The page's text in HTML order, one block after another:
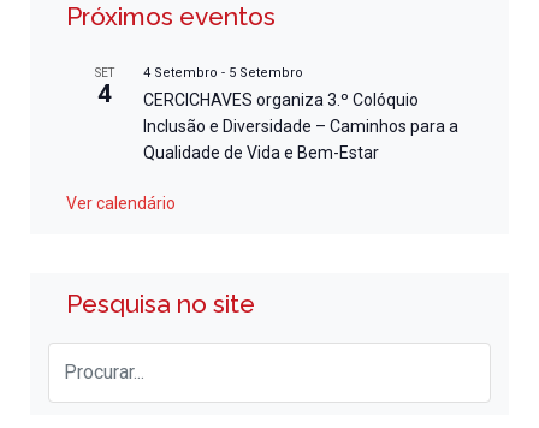
Próximos eventos
SET
4
4 Setembro - 5 Setembro
CERCICHAVES organiza 3.º Colóquio
Inclusão e Diversidade – Caminhos para a
Qualidade de Vida e Bem-Estar
Ver calendário
Pesquisa no site